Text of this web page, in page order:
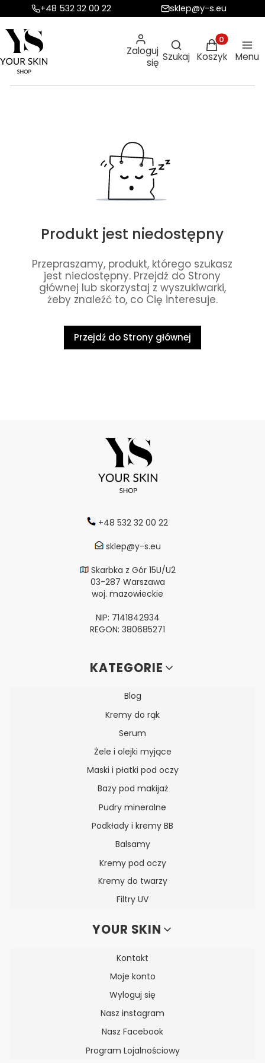
+48 532 32 00 22 sklep@y-s.eu
Zaloguj
się
Otwórz
Szukaj
Produkty w
Koszyk Menu
Produkt jest niedostępny
Przepraszamy, produkt, którego szukasz
jest niedostępny. Przejdź do Strony
głównej lub skorzystaj z wyszukiwarki,
żeby znaleźć to, co Cię interesuje.
Przejdź do Strony głównej
+48 532 32 00 22
sklep@y-s.eu
Skarbka z Gór 15U/U2
03-287 Warszawa
woj. mazowieckie
NIP: 7141842934
REGON: 380685271
Linki w stopceKATEGORIE
Blog
Kremy do rąk
Serum
Żele i olejki myjące
Maski i płatki pod oczy
Bazy pod makijaż
Pudry mineralne
Podkłady i kremy BB
Balsamy
Kremy pod oczy
Kremy do twarzy
Filtry UV
YOUR SKIN
Kontakt
Moje konto
Wyloguj się
Nasz instagram
Nasz Facebook
Program Lojalnościowy